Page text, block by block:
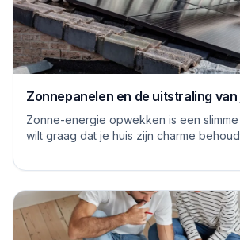
Zonnepanelen en de uitstraling van
Zonne-energie opwekken is een
wilt graag dat je huis zijn charme